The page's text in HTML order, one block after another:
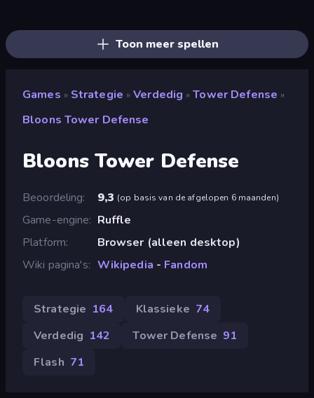
Toon meer spellen
Games » Strategie » Verdedig » Tower Defense »
Bloons Tower Defense
Bloons Tower Defense
Beoordeling 9,3 (op basis van de afgelopen 6 maanden)
Game-engine
Ruffle
Platform
Browser (alleen desktop)
Wiki pagina's
Wikipedia - Fandom
Strategie 164 Klassieke 74
Verdedig 142 Tower Defense 91
Flash 71